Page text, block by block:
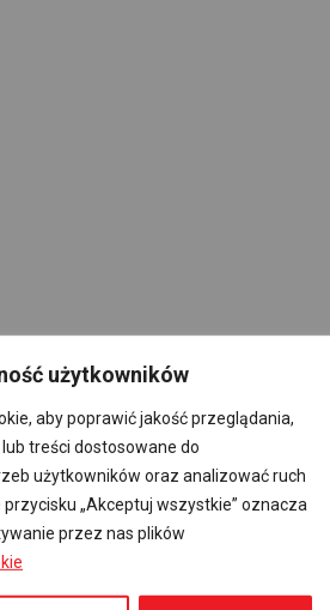
użytkowników
aby poprawić jakość przeglądania,
treści dostosowane do
użytkowników oraz analizować ruch
przycisku „Akceptuj wszystkie” oznacza
przez nas plików